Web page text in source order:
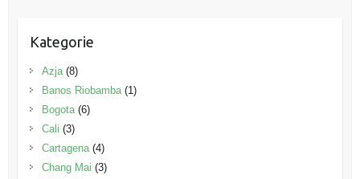
Kategorie
Azja(8)
Banos Riobamba(1)
Bogota(6)
Cali (3)
Cartagena(4)
Chang Mai (3)